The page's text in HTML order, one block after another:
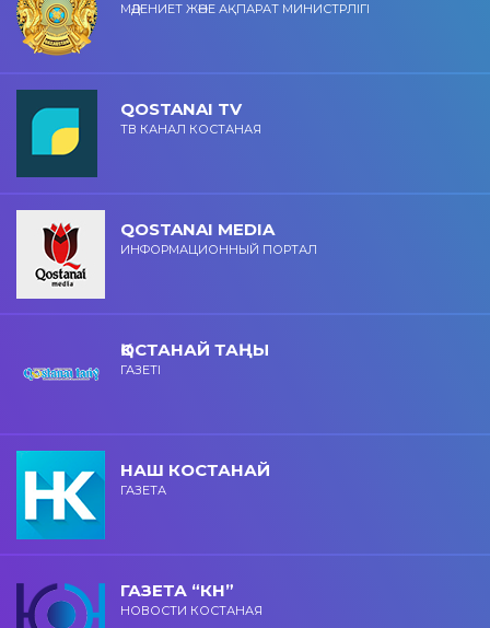
МӘДЕНИЕТ ЖӘНЕ АҚПАРАТ МИНИСТРЛІГІ
QOSTANAI TV
ТВ КАНАЛ КОСТАНАЯ
QOSTANAI MEDIA
ИНФОРМАЦИОННЫЙ ПОРТАЛ
ҚОСТАНАЙ ТАҢЫ
ГАЗЕТІ
НАШ КОСТАНАЙ
ГАЗЕТА
ГАЗЕТА “КН”
НОВОСТИ КОСТАНАЯ